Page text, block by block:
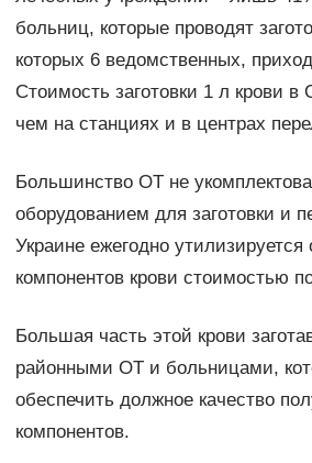
больниц, которые проводят
которых 6 ведомственных,
Стоимость заготовки 1 л крови
чем на станциях и в центрах
Большинство ОТ не
оборудованием для заготовки и
Украине ежегодно утилизируется
компонентов крови стоимостью
Большая часть этой крови
районными ОТ и больницами,
обеспечить должное качество
компонентов.